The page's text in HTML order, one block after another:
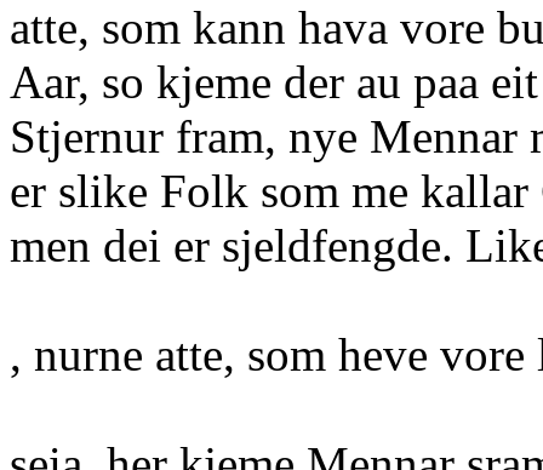
atte, som kann hava vore
Aar, so kjeme der au paa
Stjernur fram, nye Mennar
er slike Folk som me
men dei er sjeldfengde.
, nurne atte, som heve